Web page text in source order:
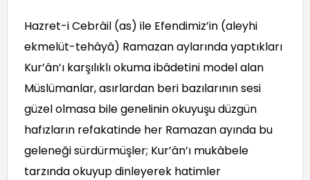
Hazret-i Cebrâil (as) ile Efendimiz’in (aleyhi
ekmelüt-tehâyâ) Ramazan aylarında yaptıkları
Kur’ân’ı karşılıklı okuma ibâdetini model alan
Müslümanlar, asırlardan beri bazılarının sesi
güzel olmasa bile genelinin okuyuşu düzgün
hafızların refakatinde her Ramazan ayında bu
geleneği sürdürmüşler; Kur’ân’ı mukâbele
tarzında okuyup dinleyerek hatimler